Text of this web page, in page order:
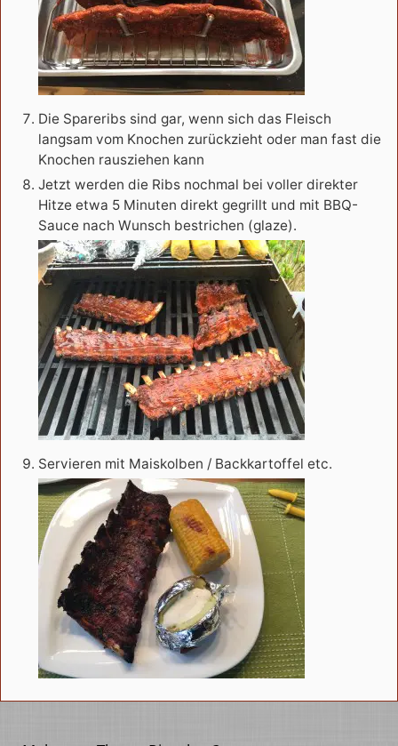
Die Spareribs sind gar, wenn sich das Fleisch
langsam vom Knochen zurückzieht oder man fast die
Knochen rausziehen kann
Jetzt werden die Ribs nochmal bei voller direkter
Hitze etwa 5 Minuten direkt gegrillt und mit BBQ-
Sauce nach Wunsch bestrichen (glaze).
Servieren mit Maiskolben / Backkartoffel etc.